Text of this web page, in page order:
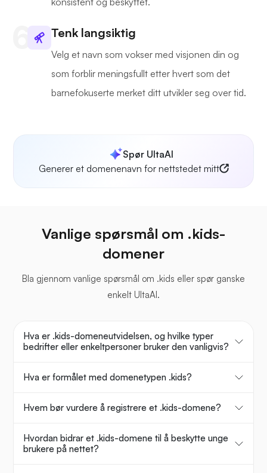
Tenk langsiktig
Velg et navn som vokser med visjonen din og
som forblir meningsfullt etter hvert som det
barnefokuserte merket ditt utvikler seg over tid.
Spør UltaAI
Generer et domenenavn for nettstedet mitt
Vanlige spørsmål om .kids-
domener
Bla gjennom vanlige spørsmål om .kids eller spør ganske
enkelt UltaAI.
Hva er .kids-domeneutvidelsen, og hvilke typer
bedrifter eller enkeltpersoner bruker den vanligvis?
Hva er formålet med domenetypen .kids?
Hvem bør vurdere å registrere et .kids-domene?
Hvordan bidrar et .kids-domene til å beskytte unge
brukere på nettet?